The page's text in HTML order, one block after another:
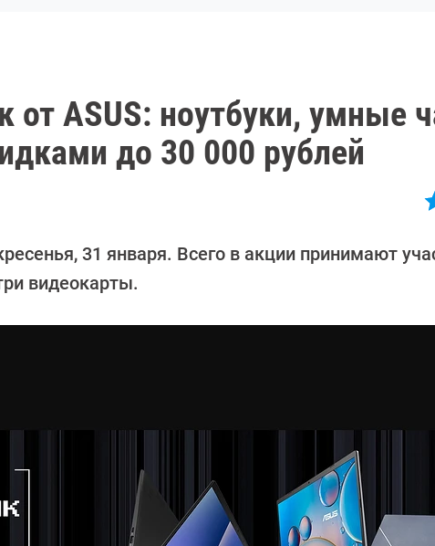
от ASUS: ноутбуки, умные
до 30 000 рублей
31 января. Всего в акции принимают
видеокарты.